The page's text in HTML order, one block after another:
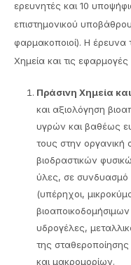
ερευνητές και 10
επιστημονικού
φαρμακοποιοί). Η έρευνα
Χημεία και τις
Πράσινη Χημεία
και αξιολόγηση
υγρών και βαθέως
τους στην οργανική
βιοδραστικών
ύλες, σε συνδυασμό
(υπέρηχοι,
υδρογέλες,
της
και μακρομορίων.